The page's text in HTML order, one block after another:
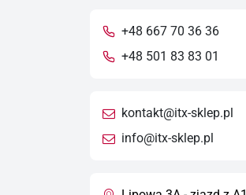
+48 667 70 36 36
+48 501 83 83 01
kontakt@itx-sklep.pl
info@itx-sklep.pl